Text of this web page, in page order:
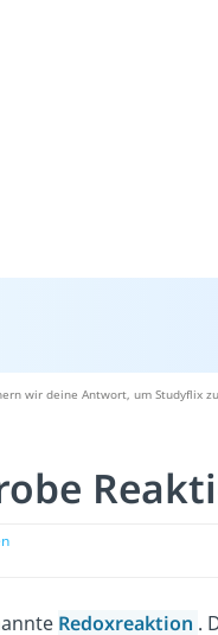
wir deine Antwort, um Studyflix
Redoxreaktion .